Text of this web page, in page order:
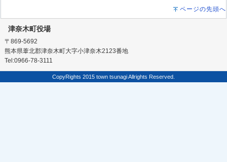
ページの先頭へ
津奈木町役場
〒869-5692
熊本県葦北郡津奈木町大字小津奈木2123番地
Tel:0966-78-3111
CopyRights 2015 town tsunagi Allrights Reserved.